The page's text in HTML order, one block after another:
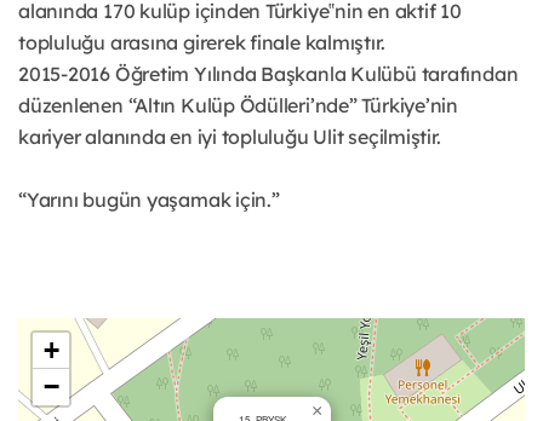
alanında 170 kulüp içinden Türkiye‟nin en aktif 10
topluluğu arasına girerek finale kalmıştır.
2015-2016 Öğretim Yılında Başkanla Kulübü tarafından
düzenlenen “Altın Kulüp Ödülleri’nde” Türkiye’nin
kariyer alanında en iyi topluluğu Ulit seçilmiştir.
“Yarını bugün yaşamak için.”
×
+
−